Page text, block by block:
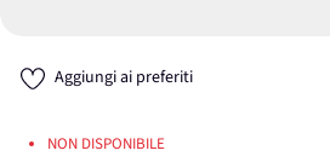
Aggiungi ai preferiti
NON DISPONIBILE